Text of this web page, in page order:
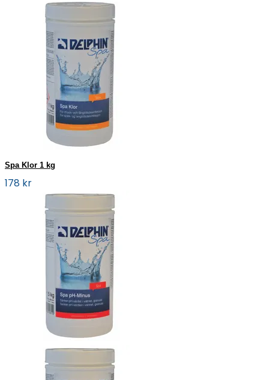
Spa Klor 1 kg
178 kr